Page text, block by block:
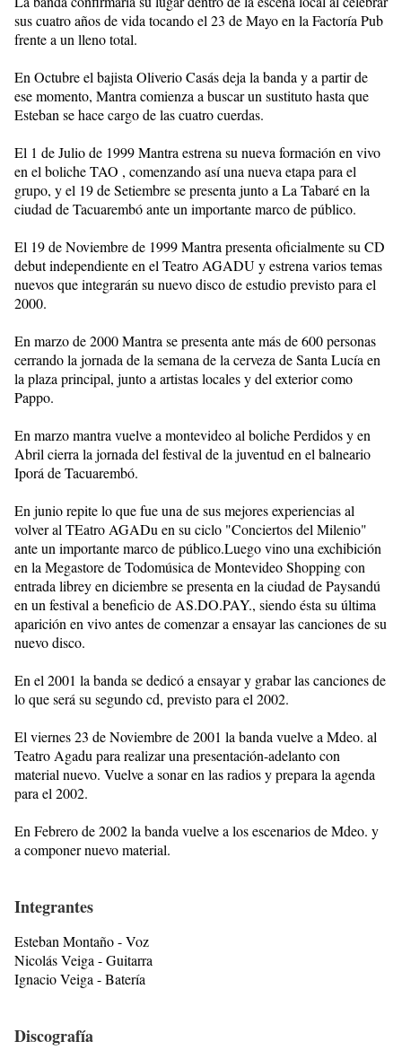
sus cuatro años de vida tocando el 23 de Mayo en la Factoría Pub
frente a un lleno total.
En Octubre el bajista Oliverio Casás deja la banda y a partir de
ese momento, Mantra comienza a buscar un sustituto hasta que
Esteban se hace cargo de las cuatro cuerdas.
El 1 de Julio de 1999 Mantra estrena su nueva formación en vivo
en el boliche TAO , comenzando así una nueva etapa para el
grupo, y el 19 de Setiembre se presenta junto a La Tabaré en la
ciudad de Tacuarembó ante un importante marco de público.
El 19 de Noviembre de 1999 Mantra presenta oficialmente su CD
debut independiente en el Teatro AGADU y estrena varios temas
nuevos que integrarán su nuevo disco de estudio previsto para el
2000.
En marzo de 2000 Mantra se presenta ante más de 600 personas
cerrando la jornada de la semana de la cerveza de Santa Lucía en
la plaza principal, junto a artistas locales y del exterior como
Pappo.
En marzo mantra vuelve a montevideo al boliche Perdidos y en
Abril cierra la jornada del festival de la juventud en el balneario
Iporá de Tacuarembó.
En junio repite lo que fue una de sus mejores experiencias al
volver al TEatro AGADu en su ciclo "Conciertos del Milenio"
ante un importante marco de público.Luego vino una exchibición
en la Megastore de Todomúsica de Montevideo Shopping con
entrada librey en diciembre se presenta en la ciudad de Paysandú
en un festival a beneficio de AS.DO.PAY., siendo ésta su última
aparición en vivo antes de comenzar a ensayar las canciones de su
nuevo disco.
En el 2001 la banda se dedicó a ensayar y grabar las canciones de
lo que será su segundo cd, previsto para el 2002.
El viernes 23 de Noviembre de 2001 la banda vuelve a Mdeo. al
Teatro Agadu para realizar una presentación-adelanto con
material nuevo. Vuelve a sonar en las radios y prepara la agenda
para el 2002.
En Febrero de 2002 la banda vuelve a los escenarios de Mdeo. y
a componer nuevo material.
Integrantes
Esteban Montaño - Voz
Nicolás Veiga - Guitarra
Ignacio Veiga - Batería
Discografía